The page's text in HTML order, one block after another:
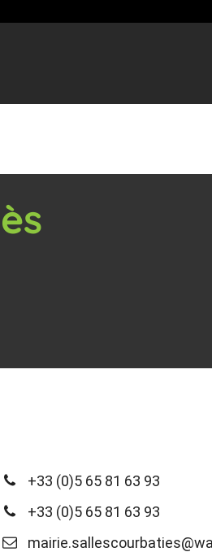
+33 (0)5 65 81 63 93
+33 (0)5 65 81 63 93